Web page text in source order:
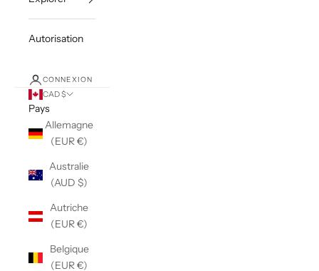
Autorisation
CONNEXION
CAD $
Pays
Allemagne
(EUR €)
Australie
(AUD $)
Autriche
(EUR €)
Belgique
(EUR €)